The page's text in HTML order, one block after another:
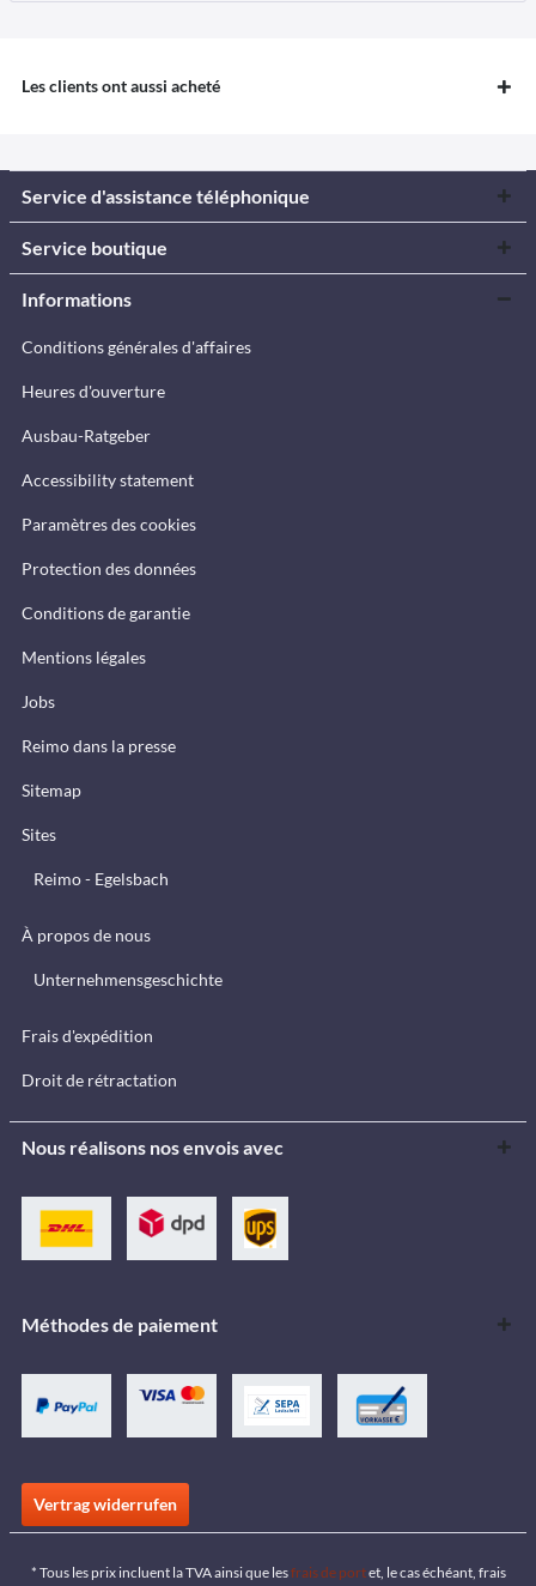
Les clients ont aussi acheté
Service d'assistance téléphonique
Service boutique
Informations
Conditions générales d'affaires
Heures d'ouverture
Ausbau-Ratgeber
Accessibility statement
Paramètres des cookies
Protection des données
Conditions de garantie
Mentions légales
Jobs
Reimo dans la presse
Sitemap
Sites
Reimo - Egelsbach
À propos de nous
Unternehmensgeschichte
Frais d'expédition
Droit de rétractation
Nous réalisons nos envois avec
Méthodes de paiement
Vertrag widerrufen
* Tous les prix incluent la TVA ainsi que lesfrais de portet, le cas échéant, frais